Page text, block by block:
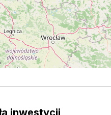
inwestycji